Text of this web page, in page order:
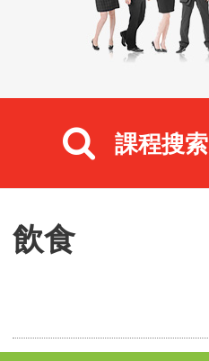
課程搜索
飲食